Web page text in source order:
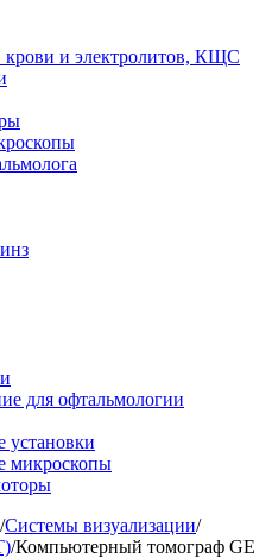
крови и электролитов, КЩС
для офтальмологии
установки
микроскопы
/Системы визуализации/
/Компьютерный томограф GE